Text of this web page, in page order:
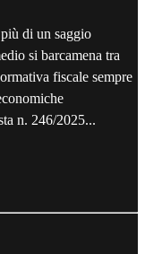
di un saggio
si barcamena tra
fiscale sempre
n. 246/2025...